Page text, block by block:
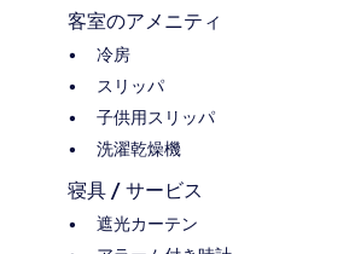
客室のアメニティ
冷房
スリッパ
子供用スリッパ
洗濯乾燥機
寝具 / サービス
遮光カーテン